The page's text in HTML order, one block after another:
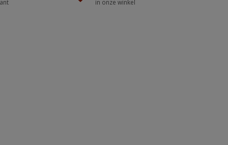
in onze winkel